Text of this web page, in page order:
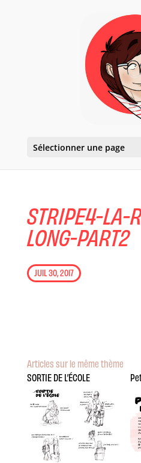
Sélectionner une page
STRIPE4-LA-
LONG-PART2
JUIL 30, 2017
Articles sur le même thème
SORTIE DE L’ÉCOLE